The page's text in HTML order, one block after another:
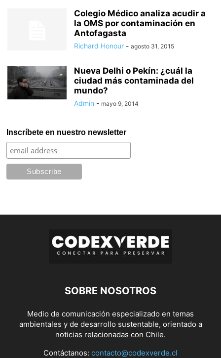
Colegio Médico analiza acudir a
la OMS por contaminación en
Antofagasta
Richard Honour - agosto 31, 2015
Nueva Delhi o Pekín: ¿cuál la
ciudad más contaminada del
mundo?
Admin - mayo 9, 2014
Inscríbete en nuestro newsletter
SOBRE NOSOTROS
Medio de comunicación especializado en temas
ambientales y de desarrollo sustentable, orientado a
noticias relacionadas con Chile.
Contáctanos: contacto@codexverde.cl